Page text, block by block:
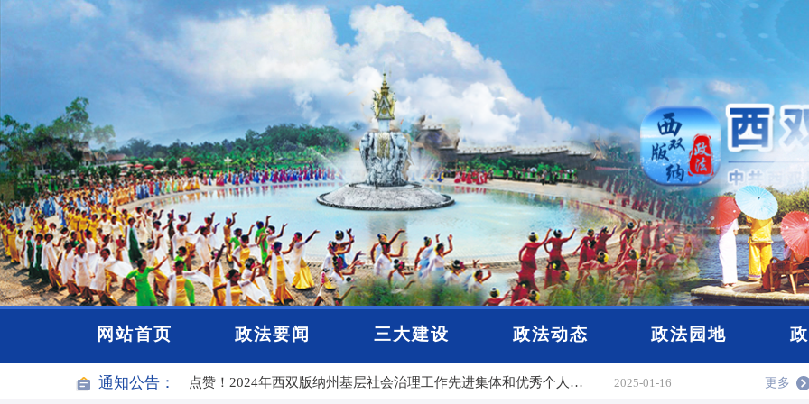
网站首页 政法要闻 三大建设 政法动态 政法园地
通知公告： 2025-01-16
点赞！2024年西双版纳州基层社会治理工作先进集体和优秀个人名单公布 更多